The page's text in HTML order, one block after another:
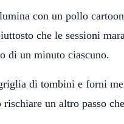
con un pollo
che le sessioni
di un minuto ciascuno.
di tombini e forni
un altro passo